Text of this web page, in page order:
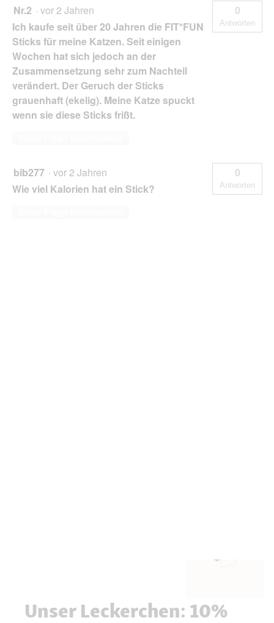
Nr.2 · vor 2 Jahren
Ich kaufe seit über 20 Jahren die FIT*FUN
Sticks für meine Katzen. Seit einigen
Wochen hat sich jedoch an der
Zusammensetzung sehr zum Nachteil
verändert. Der Geruch der Sticks
grauenhaft (ekelig). Meine Katze spuckt
wenn sie diese Sticks frißt.
0
Antworten
bib277 · vor 2 Jahren
Wie viel Kalorien hat ein Stick?
0
Antworten
Unser Leckerchen: 10%